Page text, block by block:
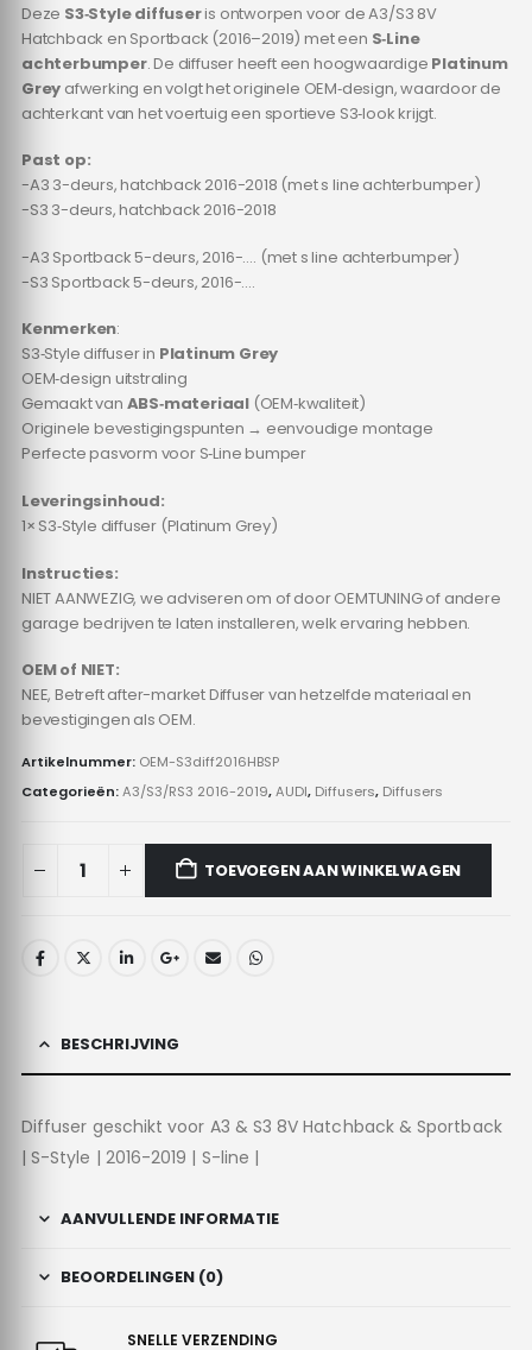
Deze S3‑Style diffuseris ontworpen voor de A3/S3 8V
Hatchback en Sportback (2016–2019) met een S‑Line
achterbumper. De diffuser heeft een hoogwaardige Platinum
Grey afwerking en volgt het originele OEM‑design, waardoor de
achterkant van het voertuig een sportieve S3‑look krijgt.
Past op:
-A3 3-deurs, hatchback 2016-2018 (met s line achterbumper)
-S3 3-deurs, hatchback 2016-2018
-A3 Sportback 5-deurs, 2016-…. (met s line achterbumper)
-S3 Sportback 5-deurs, 2016-….
Kenmerken:
S3‑Style diffuser in Platinum Grey
OEM‑design uitstraling
Gemaakt van ABS‑materiaal (OEM‑kwaliteit)
Originele bevestigingspunten → eenvoudige montage
Perfecte pasvorm voor S‑Line bumper
Leveringsinhoud:
1× S3‑Style diffuser (Platinum Grey)
Instructies:
NIET AANWEZIG, we adviseren om of door OEMTUNING of andere
garage bedrijven te laten installeren, welk ervaring hebben.
OEM of NIET:
NEE, Betreft after-market Diffuser van hetzelfde materiaal en
bevestigingen als OEM.
Artikelnummer: OEM-S3diff2016HBSP
Categorieën:A3/S3/RS3 2016-2019,AUDI, Diffusers, Diffusers
TOEVOEGEN AAN WINKELWAGEN
BESCHRIJVING
Diffuser geschikt voor A3 & S3 8V Hatchback & Sportback
| S-Style | 2016-2019 | S-line |
AANVULLENDE INFORMATIE
BEOORDELINGEN (0)
SNELLE VERZENDING